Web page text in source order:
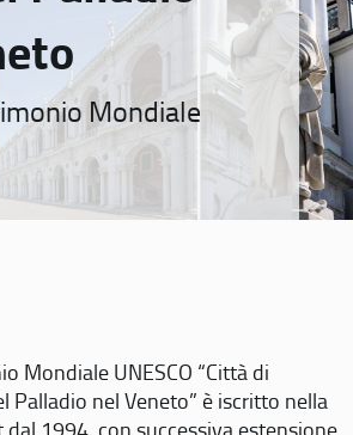
Mondiale
Mondiale UNESCO “Città di
Palladio nel Veneto” è iscritto nella